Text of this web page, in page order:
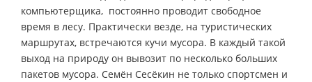
компьютерщика, постоянно проводит свободное
время в лесу. Практически везде, на туристических
маршрутах, встречаются кучи мусора. В каждый такой
выход на природу он вывозит по несколько больших
пакетов мусора. Семён Сесёкин не только спортсмен и